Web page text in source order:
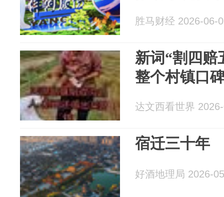
胜马财经 2026-06-
新词“割四赔
整个村镇口
达文西看世界
宿迁三十年
好酒地理局 2026-